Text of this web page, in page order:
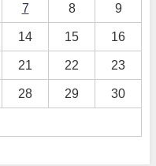
7 8 9
14 15 16
21 22 23
28 29 30